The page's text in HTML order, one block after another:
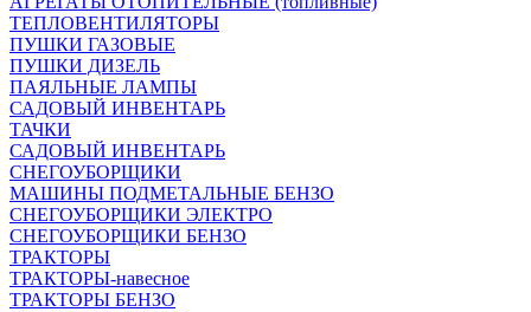
ТЕПЛОВЕНТИЛЯТОРЫ
ПУШКИ ГАЗОВЫЕ
ПУШКИ ДИЗЕЛЬ
ПАЯЛЬНЫЕ ЛАМПЫ
САДОВЫЙ ИНВЕНТАРЬ
ТАЧКИ
САДОВЫЙ ИНВЕНТАРЬ
СНЕГОУБОРЩИКИ
МАШИНЫ ПОДМЕТАЛЬНЫЕ БЕНЗО
СНЕГОУБОРЩИКИ ЭЛЕКТРО
СНЕГОУБОРЩИКИ БЕНЗО
ТРАКТОРЫ
ТРАКТОРЫ-навесное
ТРАКТОРЫ БЕНЗО